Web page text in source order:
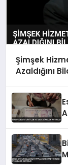
Şimşek
Azaldığını